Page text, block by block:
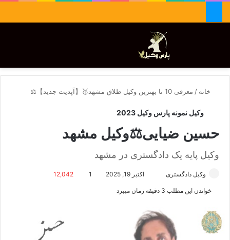
تغییر پوسته
خانه / معرفی 10 تا بهترین وکیل طلاق مشهد🥇【آپدیت جدید】⚖️
وکیل نمونه پارس وکیل 2023
حسین ضیایی⚖️وکیل مشهد
وکیل پایه یک دادگستری در مشهد
وکیل دادگستری
ا
ل
ا
اکتبر 19, 2025 1
12,042
خواندن این مطلب 3 دقیقه زمان میبرد